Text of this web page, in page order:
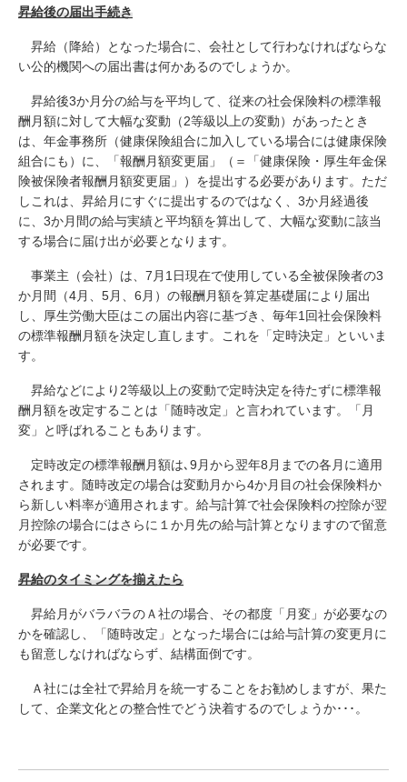
昇給後の届出手続き
昇給（降給）となった場合に、会社として行わなければならな
い公的機関への届出書は何かあるのでしょうか。
昇給後3か月分の給与を平均して、従来の社会保険料の標準報
酬月額に対して大幅な変動（2等級以上の変動）があったとき
は、年金事務所（健康保険組合に加入している場合には健康保険
組合にも）に、「報酬月額変更届」（＝「健康保険・厚生年金保
険被保険者報酬月額変更届」）を提出する必要があります。ただ
しこれは、昇給月にすぐに提出するのではなく、3か月経過後
に、3か月間の給与実績と平均額を算出して、大幅な変動に該当
する場合に届け出が必要となります。
事業主（会社）は、7月1日現在で使用している全被保険者の3
か月間（4月、5月、6月）の報酬月額を算定基礎届により届出
し、厚生労働大臣はこの届出内容に基づき、毎年1回社会保険料
の標準報酬月額を決定し直します。これを「定時決定」といいま
す。
昇給などにより2等級以上の変動で定時決定を待たずに標準報
酬月額を改定することは「随時改定」と言われています。「月
変」と呼ばれることもあります。
定時改定の標準報酬月額は､9月から翌年8月までの各月に適用
されます。随時改定の場合は変動月から4か月目の社会保険料か
ら新しい料率が適用されます。給与計算で社会保険料の控除が翌
月控除の場合にはさらに１か月先の給与計算となりますので留意
が必要です。
昇給のタイミングを揃えたら
昇給月がバラバラのＡ社の場合、その都度「月変」が必要なの
かを確認し、「随時改定」となった場合には給与計算の変更月に
も留意しなければならず、結構面倒です。
Ａ社には全社で昇給月を統一することをお勧めしますが、果た
して、企業文化との整合性でどう決着するのでしょうか･･･。